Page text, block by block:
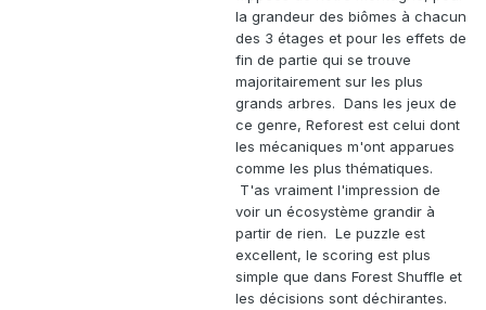
la grandeur des biômes à chacun
des 3 étages et pour les effets de
fin de partie qui se trouve
majoritairement sur les plus
grands arbres. Dans les jeux de
ce genre, Reforest est celui dont
les mécaniques m'ont apparues
comme les plus thématiques.
T'as vraiment l'impression de
voir un écosystème grandir à
partir de rien. Le puzzle est
excellent, le scoring est plus
simple que dans Forest Shuffle et
les décisions sont déchirantes.